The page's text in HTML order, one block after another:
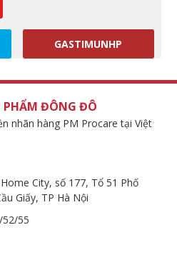
GASTIMUNHP
PHẨM ĐÔNG ĐÔ
nhãn hàng PM Procare tại Việt
City, số 177, Tổ 51 Phố
Giấy, TP Hà Nội
52/55